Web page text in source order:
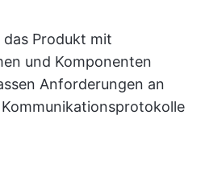
das Produkt mit
und Komponenten
Anforderungen an